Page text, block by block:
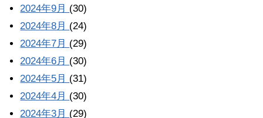
2024年9月 (30)
2024年8月 (24)
2024年7月 (29)
2024年6月 (30)
2024年5月 (31)
2024年4月 (30)
2024年3月 (29)